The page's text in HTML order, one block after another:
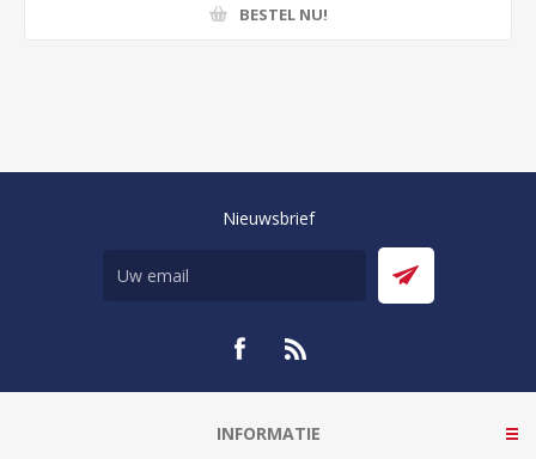
BESTEL NU!
Nieuwsbrief
INFORMATIE